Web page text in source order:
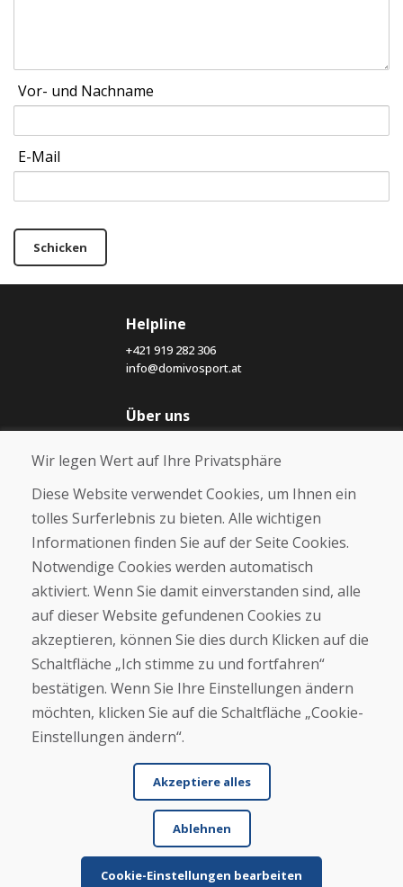
Vor- und Nachname
E-Mail
Schicken
Helpline
+421 919 282 306
info@domivosport.at
Über uns
Über uns
Kontakt
Kaufen
E-Shop
Geschäftsbedingungen
Zahlung
Beschwerde
Rückgabe und Umtausch von Waren
Cookies
© DOMIVOSPORT 2026, Alle Rechte vorbehalten
Wir legen Wert auf Ihre Privatsphäre
Diese Website verwendet Cookies, um Ihnen ein
tolles Surferlebnis zu bieten. Alle wichtigen
Informationen finden Sie auf der Seite Cookies.
Notwendige Cookies werden automatisch
aktiviert. Wenn Sie damit einverstanden sind, alle
auf dieser Website gefundenen Cookies zu
akzeptieren, können Sie dies durch Klicken auf die
Schaltfläche „Ich stimme zu und fortfahren“
bestätigen. Wenn Sie Ihre Einstellungen ändern
möchten, klicken Sie auf die Schaltfläche „Cookie-
Einstellungen ändern“.
Akzeptiere alles
Ablehnen
Cookie-Einstellungen bearbeiten